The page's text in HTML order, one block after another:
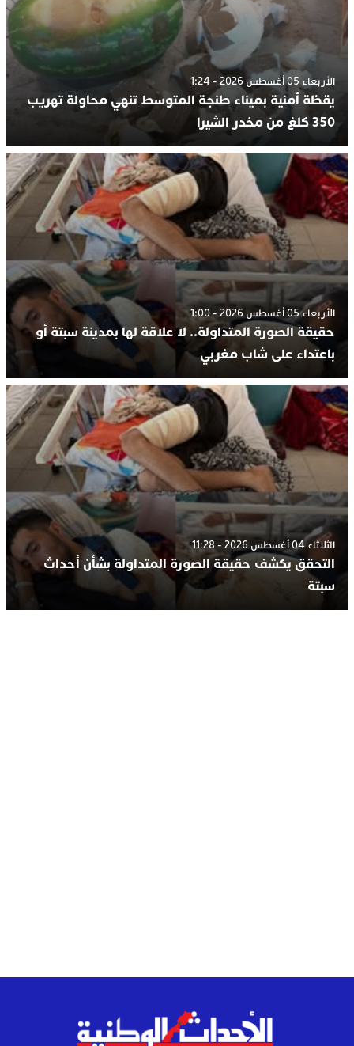
الأربعاء 05 أغسطس 2026 - 1:24
يقظة أمنية بميناء طنجة المتوسط تنهي محاولة تهريب
350 كلغ من مخدر الشيرا
الأربعاء 05 أغسطس 2026 - 1:00
حقيقة الصورة المتداولة.. لا علاقة لها بمدينة سبتة أو
باعتداء على شاب مغربي
الثلاثاء 04 أغسطس 2026 - 11:28
التحقق يكشف حقيقة الصورة المتداولة بشأن أحداث
سبتة